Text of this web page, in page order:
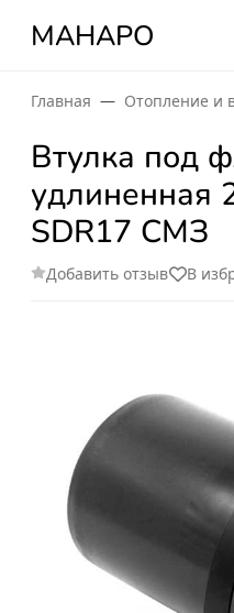
МАНАРО
Главная Отопление и
Втулка под
удлиненная
SDR17 СМЗ
Добавить отзыв В